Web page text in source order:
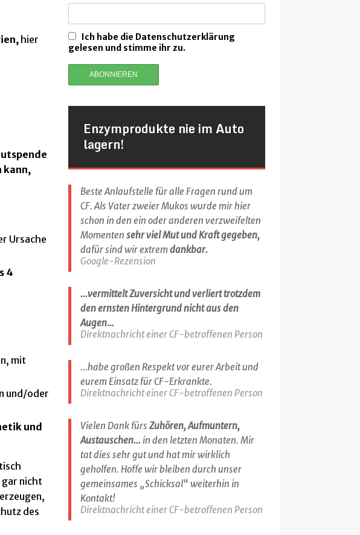
hier
kann,
Ursache
4
mit
und/oder
und
gar nicht
des
Ich habe die Datenschutzerklärung
gelesen und stimme ihr zu.
Enzymprodukte nie im Auto
lagern!
Beste Anlaufstelle für alle Fragen rund um
CF. Als Vater zweier Mukos wurde mir hier
schon in den ein oder anderen verzweifelten
Momenten sehr viel Mut und Kraft gegeben,
dafür sind wir extremdankbar.
Google-Rezension
...vermittelt Zuversicht und verliert trotzdem
den ernsten Hintergrund nicht aus den
Augen…
Direktnachricht einer CF-betroffenen Person
...habe großen Respekt vor eurer Arbeit und
eurem Einsatz für CF-Erkrankte.
Direktnachricht einer CF-betroffenen Person
Vielen Dank fürs Zuhören, Aufmuntern,
Austauschen… in den letzten Monaten. Mir
tat dies sehr gut und hat mir wirklich
geholfen. Hoffe wir bleiben durch unser
gemeinsames „Schicksal“ weiterhin in
Kontakt!
Direktnachricht einer CF-betroffenen Person